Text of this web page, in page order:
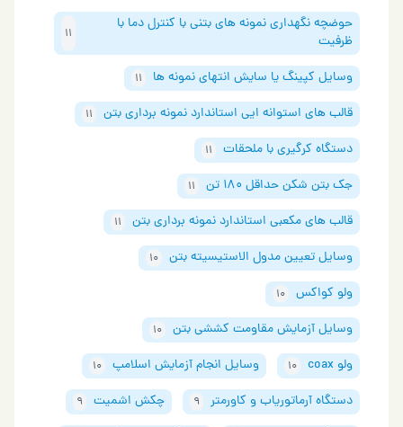
حوضچه نگهداری نمونه های بتنی با کنترل دما با
ظرفیت
11
وسایل کپینگ یا سایش انتهای نمونه ها 11
قالب های استوانه ایی استاندارد نمونه برداری بتن 11
دستگاه کرگیری با ملحقات 11
جک بتن شکن حداقل 180 تن 11
قالب های مکعبی استاندارد نمونه برداری بتن 11
وسایل تعیین مدول الاستیسیته بتن 10
ولو کواکس 10
وسایل آزمایش مقاومت کششی بتن 10
ولو coax 10 وسایل انجام آزمایش اسلامپ 10
دستگاه آرماتوریاب و کاورمتر 9 چکش اشمیت 9